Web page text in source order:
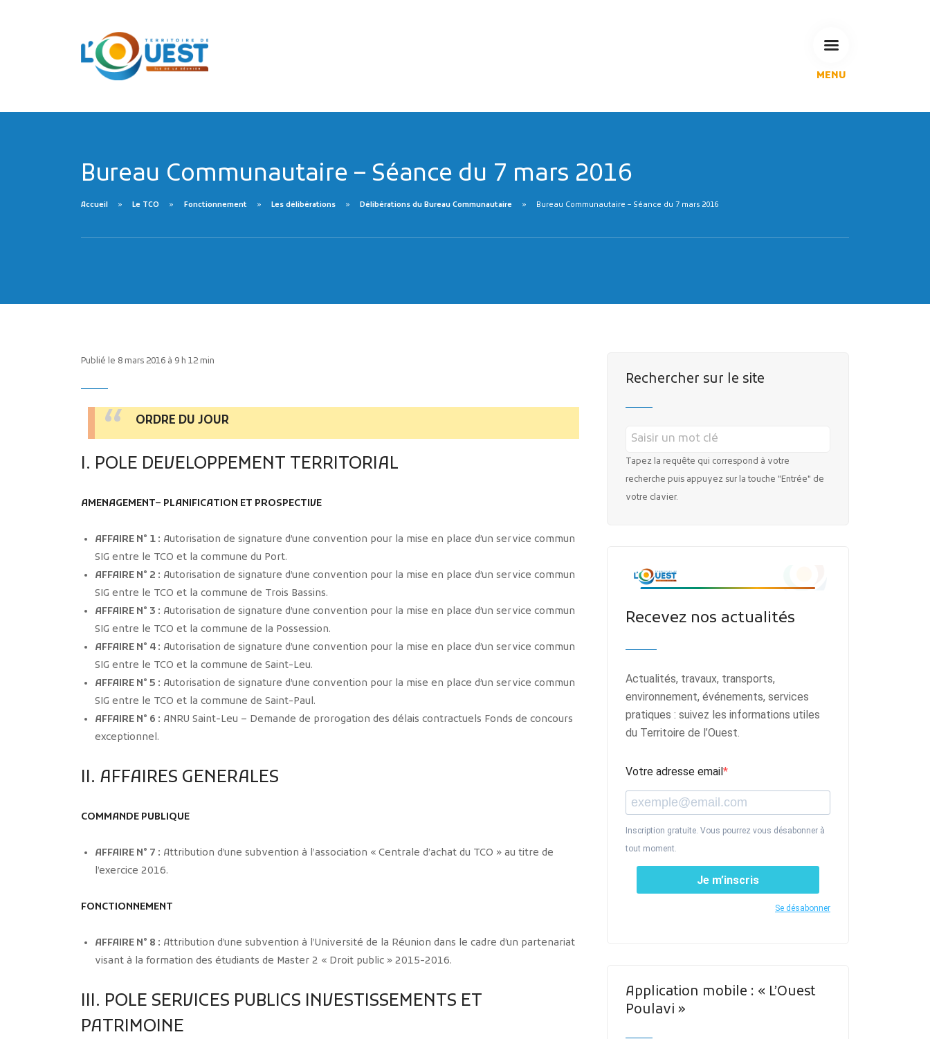
MENU
RECHERCHE
Bureau Communautaire – Séance du 7 mars 2016
Accueil Le TCO Fonctionnement Les délibérations Délibérations du Bureau Communautaire Bureau Communautaire – Séance du 7 mars 2016
Publié le 8 mars 2016 à 9 h 12 min
ORDRE DU JOUR
I. POLE DEVELOPPEMENT TERRITORIAL
AMENAGEMENT– PLANIFICATION ET PROSPECTIVE
AFFAIRE N° 1 : Autorisation de signature d’une convention pour la mise en place d’un service commun
SIG entre le TCO et la commune du Port.
AFFAIRE N° 2 : Autorisation de signature d’une convention pour la mise en place d’un service commun
SIG entre le TCO et la commune de Trois Bassins.
AFFAIRE N° 3 : Autorisation de signature d’une convention pour la mise en place d’un service commun
SIG entre le TCO et la commune de la Possession.
AFFAIRE N° 4 : Autorisation de signature d’une convention pour la mise en place d’un service commun
SIG entre le TCO et la commune de Saint-Leu.
AFFAIRE N° 5 : Autorisation de signature d’une convention pour la mise en place d’un service commun
SIG entre le TCO et la commune de Saint-Paul.
AFFAIRE N° 6 : ANRU Saint-Leu – Demande de prorogation des délais contractuels Fonds de concours
exceptionnel.
II. AFFAIRES GENERALES
COMMANDE PUBLIQUE
AFFAIRE N° 7 : Attribution d’une subvention à l’association « Centrale d’achat du TCO » au titre de
l’exercice 2016.
FONCTIONNEMENT
AFFAIRE N° 8 : Attribution d’une subvention à l’Université de la Réunion dans le cadre d’un partenariat
visant à la formation des étudiants de Master 2 « Droit public » 2015-2016.
III. POLE SERVICES PUBLICS INVESTISSEMENTS ET
PATRIMOINE
Rechercher sur le site
Tapez la requête qui correspond à votre
recherche puis appuyez sur la touche "Entrée" de
votre clavier.
Recevez nos actualités
Actualités, travaux, transports,
environnement, événements, services
pratiques : suivez les informations utiles
du Territoire de l’Ouest.
Votre adresse email
Inscription gratuite. Vous pourrez vous désabonner à
tout moment.
Je m’inscris
Se désabonner
Application mobile : « L’Ouest
Poulavi »